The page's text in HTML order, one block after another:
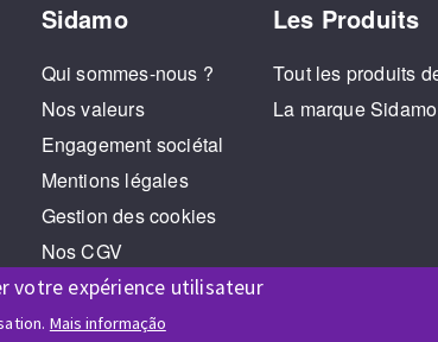
votre expérience utilisateur
Mais informação
Sidamo
Qui sommes-nous ?
Nos valeurs
Engagement sociétal
Mentions légales
Gestion des cookies
Nos CGV
RGPD
Jeux Concours
Les Produits
Tout les produits
La marque Sidamo